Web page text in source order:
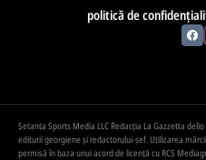
politică de
Setanta Sports Media LLC Redacția La Gazzetta
editurii georgiene și redactorului-șef. Utilizarea
permisă în baza unui acord de licență cu RCS